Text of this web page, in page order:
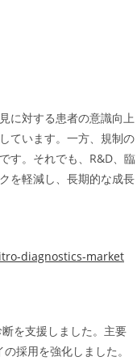
に対する患者の意識向上
ています。一方、規制の
す。それでも、R&D、臨
を軽減し、長期的な成長
diagnostics-market
を支援しました。主要
採用を強化しました。